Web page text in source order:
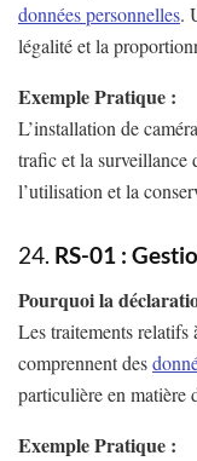
données personnelles.
légalité et la
Exemple Pratique :
L’installation de
trafic et la surveillance
l’utilisation et la
24. RS-01 :
Pourquoi la
Les traitements relatifs
comprennent des
particulière en matière
Exemple Pratique :